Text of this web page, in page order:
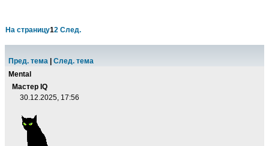
На страницу12 След.
Пред. тема
След. тема
Mental
Мастер IQ
30.12.2025, 17:56